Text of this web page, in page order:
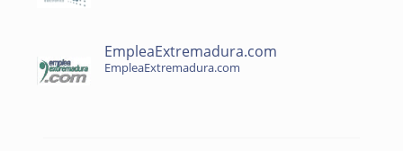
EmpleaExtremadura.com
EmpleaExtremadura.com